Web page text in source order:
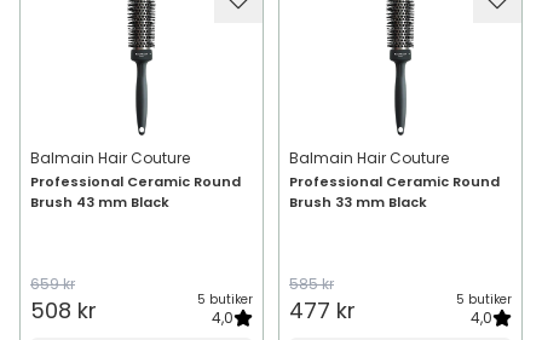
Balmain Hair Couture
Professional Ceramic Round
Brush 43 mm Black
659 kr
508 kr 5 butiker
4,0
Balmain Hair Couture
Professional Ceramic Round
Brush 33 mm Black
585 kr
477 kr 5 butiker
4,0